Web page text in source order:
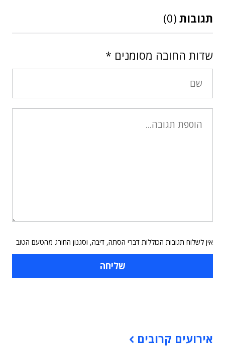
תגובות (0)
שדות החובה מסומנים *
אין לשלוח תגובות הכוללות דברי הסתה, דיבה, וסגנון החורג מהטעם הטוב
אירועים קרובים